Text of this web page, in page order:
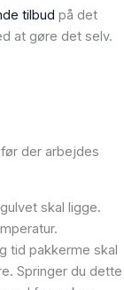
tilbud på det
at gøre det selv.
der arbejdes
skal ligge.
tid pakkerme skal
Springer du dette